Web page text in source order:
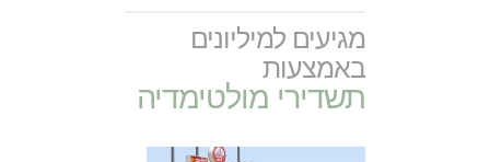
מגיעים למיליונים
באמצעות
תשדירי מולטימדיה